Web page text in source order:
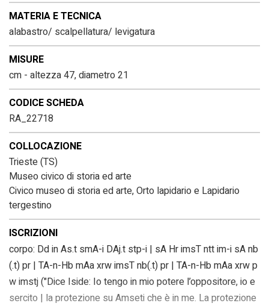
MATERIA E TECNICA
alabastro/ scalpellatura/ levigatura
MISURE
cm - altezza 47, diametro 21
CODICE SCHEDA
RA_22718
COLLOCAZIONE
Trieste (TS)
Museo civico di storia ed arte
Civico museo di storia ed arte, Orto lapidario e Lapidario
tergestino
ISCRIZIONI
corpo: Dd in As.t smA-i DAj.t stp-i | sA Hr imsT ntt im-i sA nb
(.t) pr | TA-n-Hb mAa xrw imsT nb(.t) pr | TA-n-Hb mAa xrw p
w imstj ("Dice Iside: Io tengo in mio potere l’oppositore, io e
sercito | la protezione su Amseti che è in me. La protezione